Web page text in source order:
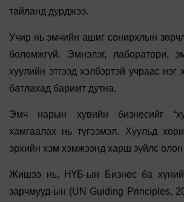
тайланд дурджээ.
Учир нь эмчийн ашиг сонирхлын
боломжгүй. Эмнэлэг, лаборатори,
хуулийн этгээд хэлбэртэй учраас нэг
батлахад баримт дутна.
Эмч нарын хувийн бизнесийг
хамгаалах нь түгээмэл. Хуульд
эрхийн хэм хэмжээнд харш зүйлс
Жишээ нь, НҮБ-ын Бизнес ба хүний
зарчмууд-ын (UN Guiding Principles,